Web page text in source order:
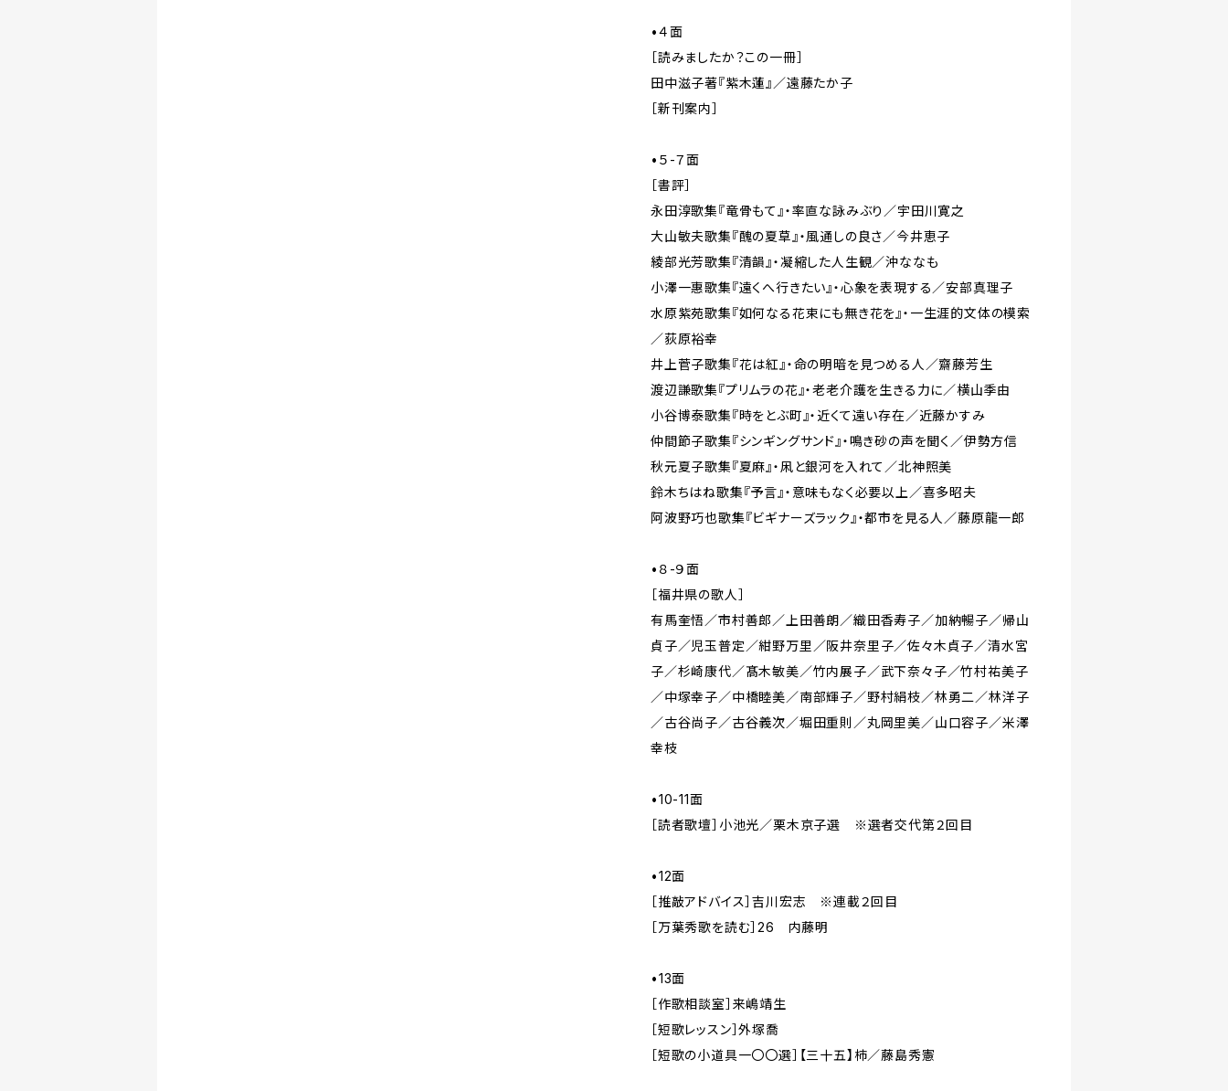
•４面
［読みましたか？この一冊］
田中滋子著『紫木蓮』／遠藤たか子
［新刊案内］
•５-７面
［書評］
永田淳歌集『竜骨もて』・率直な詠みぶり／宇田川寛之
大山敏夫歌集『醜の夏草』・風通しの良さ／今井恵子
綾部光芳歌集『清韻』・凝縮した人生観／沖ななも
小澤一惠歌集『遠くへ行きたい』・心象を表現する／安部真理子
水原紫苑歌集『如何なる花束にも無き花を』・一生涯的文体の模索
／荻原裕幸
井上菅子歌集『花は紅』・命の明暗を見つめる人／齋藤芳生
渡辺謙歌集『プリムラの花』・老老介護を生きる力に／横山季由
小谷博泰歌集『時をとぶ町』・近くて遠い存在／近藤かすみ
仲間節子歌集『シンギングサンド』・鳴き砂の声を聞く／伊勢方信
秋元夏子歌集『夏麻』・凩と銀河を入れて／北神照美
鈴木ちはね歌集『予言』・意味もなく必要以上／喜多昭夫
阿波野巧也歌集『ビギナーズラック』・都市を見る人／藤原龍一郎
•８-９面
［福井県の歌人］
有馬奎悟／市村善郎／上田善朗／織田香寿子／加納暢子／帰山
貞子／児玉普定／紺野万里／阪井奈里子／佐々木貞子／清水宮
子／杉崎康代／髙木敏美／竹内展子／武下奈々子／竹村祐美子
／中塚幸子／中橋睦美／南部輝子／野村絹枝／林勇二／林洋子
／古谷尚子／古谷義次／堀田重則／丸岡里美／山口容子／米澤
幸枝
•10-11面
［読者歌壇］小池光／栗木京子選 ※選者交代第２回目
•12面
［推敲アドバイス］吉川宏志 ※連載２回目
［万葉秀歌を読む］26 内藤明
•13面
［作歌相談室］来嶋靖生
［短歌レッスン］外塚喬
［短歌の小道具一〇〇選］【三十五】柿／藤島秀憲